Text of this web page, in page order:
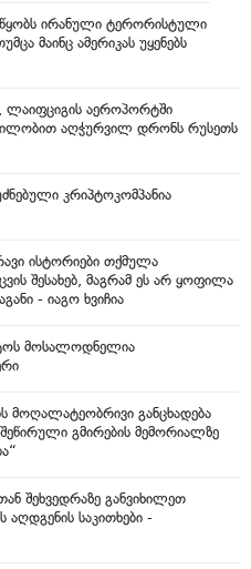
ირანული ტერორისტული
მაინც ამერიკას უყენებს
ლაიფციგის აეროპორტში
აღჭურვილ დრონს რუსეთს
კრიპტოკომპანია
ისტორიები თქმულა
შესახებ, მაგრამ ეს არ ყოფილა
- იაგო ხვიჩია
მოსალოდნელია
მოღალატეობრივი განცხადება
გმირების მემორიალზე
შეხვედრაზე განვიხილეთ
აღდგენის საკითხები -